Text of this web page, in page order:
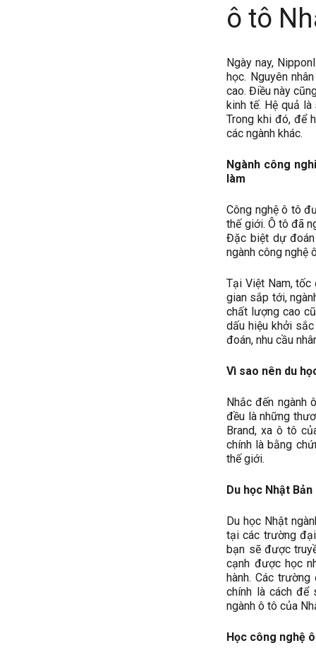
ô tô
Ngày nay,
học. Nguyên
cao. Điều này
kinh tế. Hệ quả
Trong khi đó, để
các ngành khác.
Ngành công
làm
Công nghệ ô tô
thế giới. Ô tô đã
Đặc biệt dự
ngành công nghệ
Tại Việt Nam, tốc
gian sắp tới,
chất lượng cao
dấu hiệu khởi
đoán, nhu cầu
Vì sao nên du
Nhắc đến ngành
đều là những
Brand, xa ô tô
chính là bằng
thế giới.
Du học Nhật
Du học Nhật
tại các trường
bạn sẽ được
cạnh được học
hành. Các
chính là cách để
ngành ô tô của
Học công nghệ